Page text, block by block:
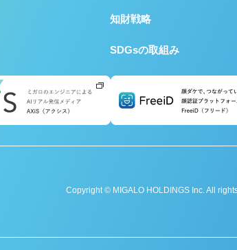
知財戦略
SDGsの取組み
Copyright © MIGALO HOLDINGS Inc. All